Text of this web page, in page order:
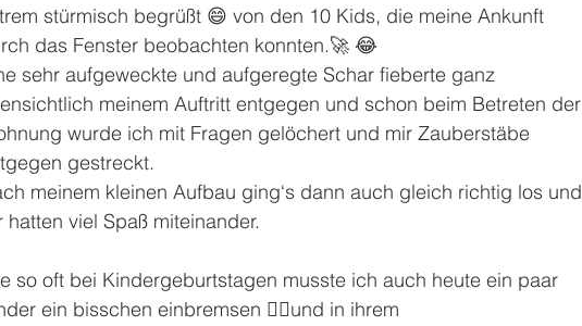
stürmisch begrüßt 😄 von den 10 Kids, die meine Ankunft
das Fenster beobachten konnten.🚀 😂
sehr aufgeweckte und aufgeregte Schar fieberte ganz
meinem Auftritt entgegen und schon beim Betreten der
wurde ich mit Fragen gelöchert und mir Zauberstäbe
gestreckt.
meinem kleinen Aufbau ging‘s dann auch gleich richtig los und
hatten viel Spaß miteinander.
so oft bei Kindergeburtstagen musste ich auch heute ein paar
ein bisschen einbremsen ✋🏻und in ihrem